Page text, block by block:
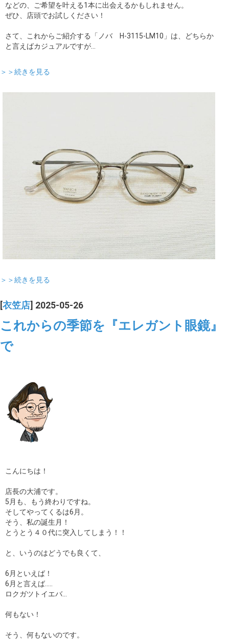
などの、ご希望を叶える1本に出会えるかもしれません。
ぜひ、店頭でお試しください！
さて、これからご紹介する「ノバ H-3115-LM10」は、どちらか
と言えばカジュアルですが…
＞＞続きを見る
＞＞続きを見る
[衣笠店] 2025-05-26
これからの季節を『エレガント眼鏡』
で
こんにちは！
店長の大浦です。
5月も、もう終わりですね。
そしてやってくるは6月。
そう、私の誕生月！
とうとう４０代に突入してしまう！！
と、いうのはどうでも良くて、
6月といえば！
6月と言えば.....
ロクガツトイエバ...
何もない！
そう、何もないのです。